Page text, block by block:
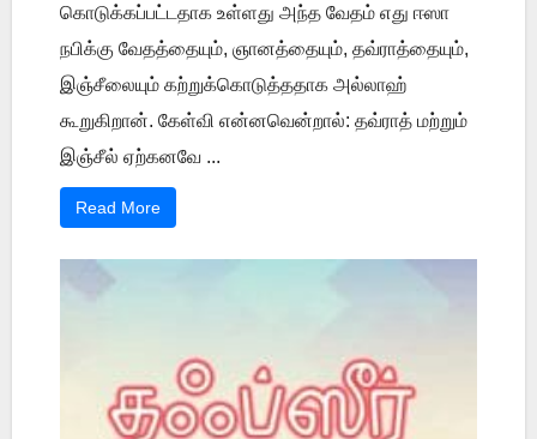
கொடுக்கப்பட்டதாக உள்ளது அந்த வேதம் எது ஈஸா
நபிக்கு வேதத்தையும், ஞானத்தையும், தவ்ராத்தையும்,
இஞ்சீலையும் கற்றுக்கொடுத்ததாக அல்லாஹ்
கூறுகிறான். கேள்வி என்னவென்றால்: தவ்ராத் மற்றும்
இஞ்சீல் ஏற்கனவே ...
Read More